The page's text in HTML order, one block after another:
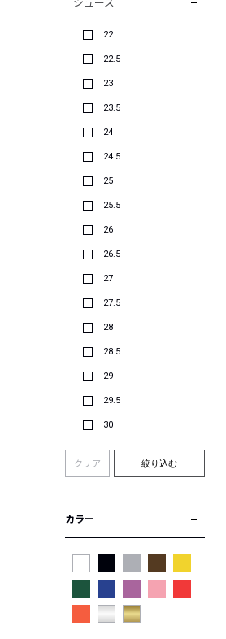
シューズ
22
22.5
23
23.5
24
24.5
25
25.5
26
26.5
27
27.5
28
28.5
29
29.5
30
クリア 絞り込む
カラー